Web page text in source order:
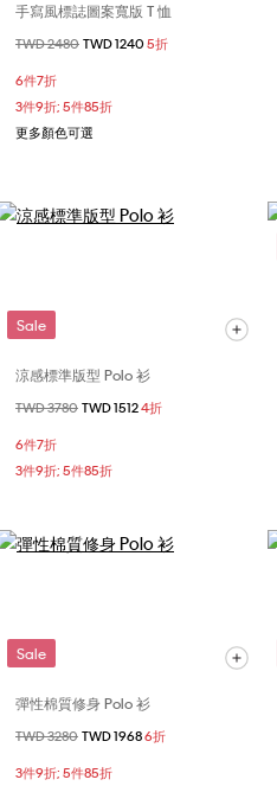
手寫風標誌圖案寬版 T 恤
價格扣減從
TWD 2480 至
TWD 1240 5折
6件7折
3件9折; 5件85折
更多顏色可選
Sale
涼感標準版型 Polo 衫
價格扣減從
TWD 3780 至
TWD 15124折
6件7折
3件9折; 5件85折
Sale
彈性棉質修身 Polo 衫
價格扣減從
TWD 3280 至
TWD 19686折
3件9折; 5件85折